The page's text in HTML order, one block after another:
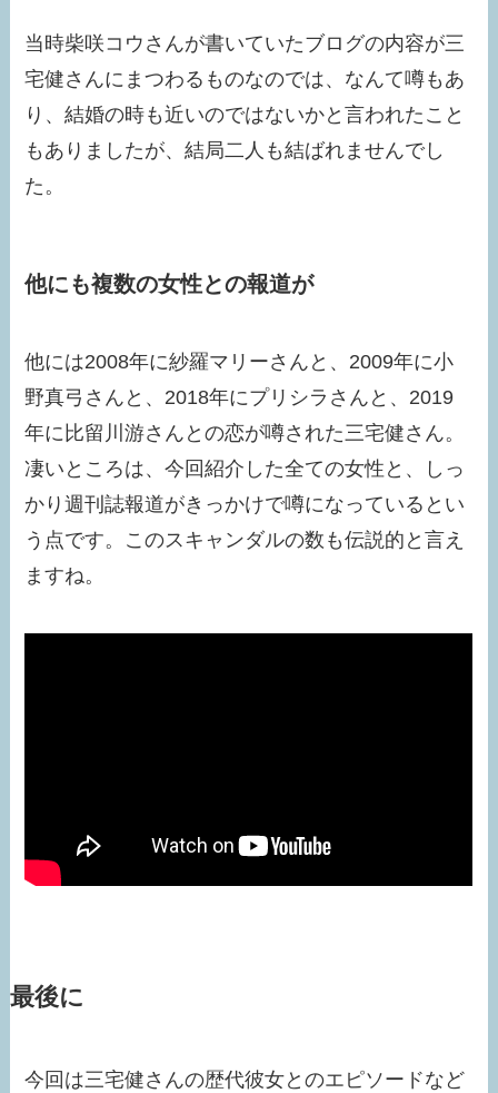
当時柴咲コウさんが書いていたブログの内容が三
宅健さんにまつわるものなのでは、なんて噂もあ
り、結婚の時も近いのではないかと言われたこと
もありましたが、結局二人も結ばれませんでし
た。
他にも複数の女性との報道が
他には2008年に紗羅マリーさんと、2009年に小
野真弓さんと、2018年にプリシラさんと、2019
年に比留川游さんとの恋が噂された三宅健さん。
凄いところは、今回紹介した全ての女性と、しっ
かり週刊誌報道がきっかけで噂になっているとい
う点です。このスキャンダルの数も伝説的と言え
ますね。
最後に
今回は三宅健さんの歴代彼女とのエピソードなど